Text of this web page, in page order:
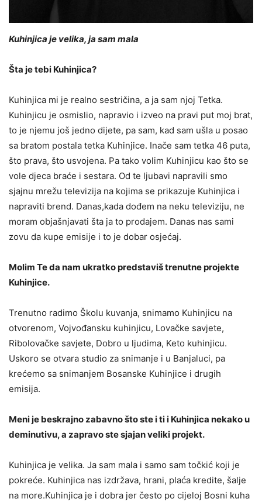
Kuhinjica je velika, ja sam mala
Šta je tebi Kuhinjica?
Kuhinjica mi je realno sestričina, a ja sam njoj Tetka.
Kuhinjicu je osmislio, napravio i izveo na pravi put moj brat,
to je njemu još jedno dijete, pa sam, kad sam ušla u posao
sa bratom postala tetka Kuhinjice. Inače sam tetka 46 puta,
što prava, što usvojena. Pa tako volim Kuhinjicu kao što se
vole djeca braće i sestara. Od te ljubavi napravili smo
sjajnu mrežu televizija na kojima se prikazuje Kuhinjica i
napraviti brend. Danas,kada dođem na neku televiziju, ne
moram objašnjavati šta ja to prodajem. Danas nas sami
zovu da kupe emisije i to je dobar osjećaj.
Molim Te da nam ukratko predstaviš trenutne projekte
Kuhinjice.
Trenutno radimo Školu kuvanja, snimamo Kuhinjicu na
otvorenom, Vojvođansku kuhinjicu, Lovačke savjete,
Ribolovačke savjete, Dobro u ljudima, Keto kuhinjicu.
Uskoro se otvara studio za snimanje i u Banjaluci, pa
krećemo sa snimanjem Bosanske Kuhinjice i drugih
emisija.
Meni je beskrajno zabavno što ste i ti i Kuhinjica nekako u
deminutivu, a zapravo ste sjajan veliki projekt.
Kuhinjica je velika. Ja sam mala i samo sam točkić koji je
pokreće. Kuhinjica nas izdržava, hrani, plaća kredite, šalje
na more.Kuhinjica je i dobra jer često po cijeloj Bosni kuha